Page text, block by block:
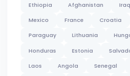
Ethiopia
Afghanistan Iraq
Mexico
France Croatia
Paraguay
Lithuania
Honduras
Estonia
Laos
Angola Senegal